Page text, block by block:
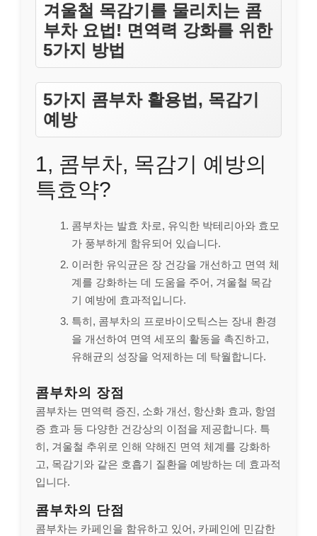
겨울철 목감기를 물리치는 콤
부차 요법! 면역력 강화를 위한
5가지 방법
5가지 콤부차 활용법, 목감기
예방
1, 콤부차, 목감기 예방의
특효약?
콤부차는 발효 차로, 유익한 박테리아와 효모
가 풍부하게 함유되어 있습니다.
이러한 유익균은 장 건강을 개선하고 면역 체
계를 강화하는 데 도움을 주어, 겨울철 목감
기 예방에 효과적입니다.
특히, 콤부차의 프로바이오틱스는 장내 환경
을 개선하여 면역 세포의 활동을 촉진하고,
유해균의 성장을 억제하는 데 탁월합니다.
콤부차의 장점
콤부차는 면역력 증진, 소화 개선, 항산화 효과, 항염
증 효과 등 다양한 건강상의 이점을 제공합니다. 특
히, 겨울철 추위로 인해 약해진 면역 체계를 강화하
고, 목감기와 같은 호흡기 질환을 예방하는 데 효과적
입니다.
콤부차의 단점
콤부차는 카페인을 함유하고 있어, 카페인에 민감한